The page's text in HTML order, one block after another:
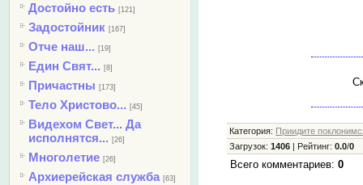
Достойно есть [121]
Задостойник [167]
Отче наш... [19]
Един Свят... [8]
Причастны [173]
Тело Христово... [45]
Видехом Свет... Да
исполнятся... [26]
Многолетие [26]
Архиерейская служба [63]
Категория: Приидите
Загрузок:1406 Рейтинг:0.0/0
Всего комментариев: 0